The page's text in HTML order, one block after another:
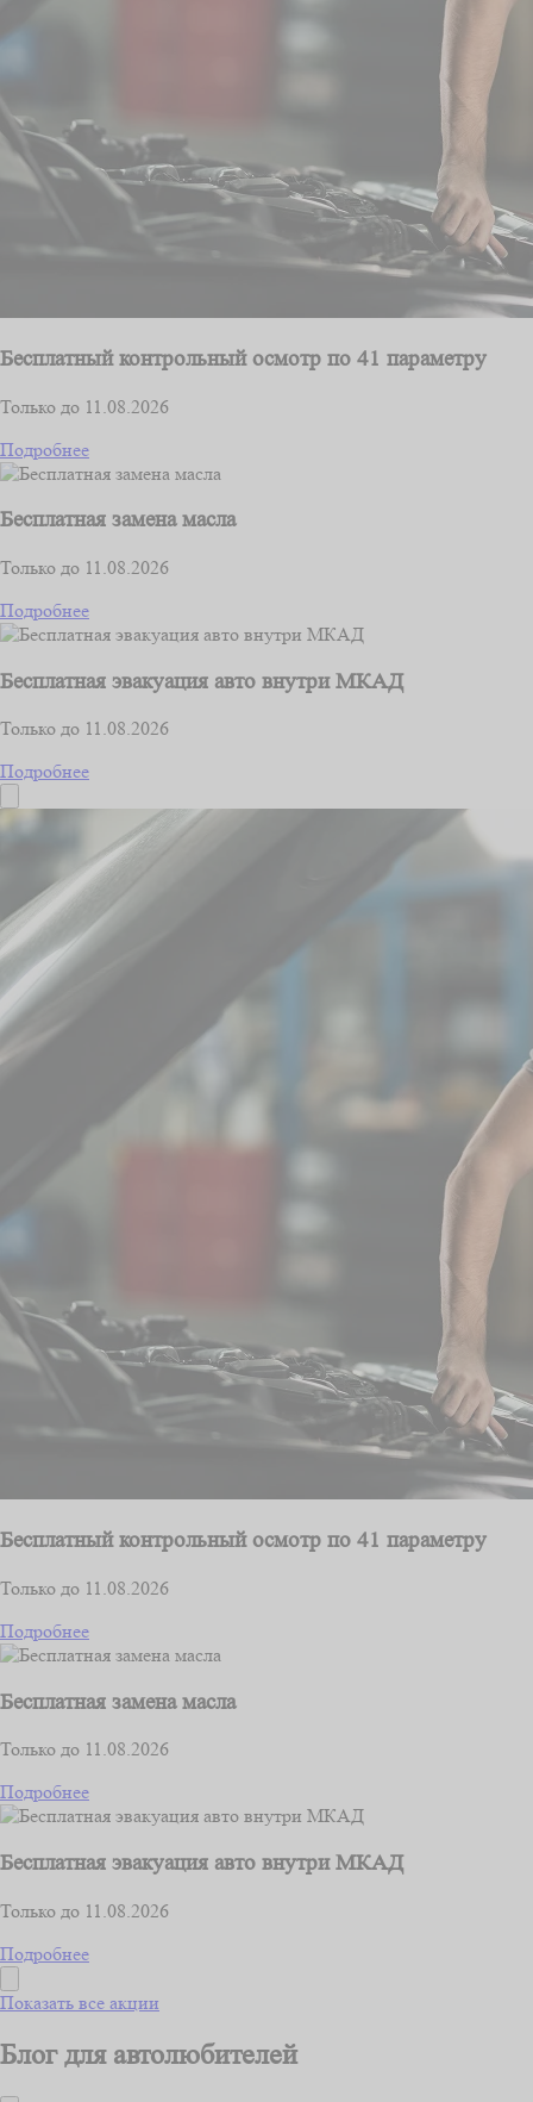
Бесплатный контрольный осмотр по 41 параметру
Только до 11.08.2026
Подробнее
Бесплатная замена масла
Только до 11.08.2026
Подробнее
Бесплатная эвакуация авто внутри МКАД
Только до 11.08.2026
Подробнее
Бесплатный контрольный осмотр по 41 параметру
Только до 11.08.2026
Подробнее
Бесплатная замена масла
Только до 11.08.2026
Подробнее
Бесплатная эвакуация авто внутри МКАД
Только до 11.08.2026
Подробнее
Показать все акции
Блог для автолюбителей